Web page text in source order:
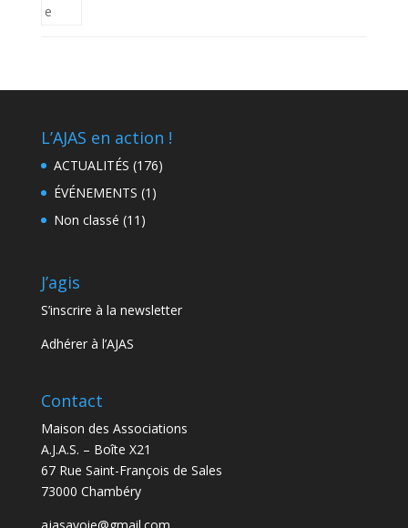
L’AJAS en action !
ACTUALITÉS (176)
ÉVÉNEMENTS (1)
Non classé (11)
J’agis
S’inscrire à la newsletter
Adhérer à l’AJAS
Contact
Maison des Associations
A.J.A.S. – Boîte X21
67 Rue Saint-François de Sales
73000 Chambéry
ajasavoie@gmail.com